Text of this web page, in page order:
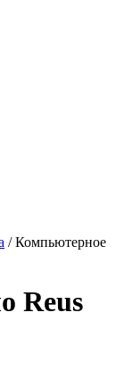
/Компьютерное
Reus